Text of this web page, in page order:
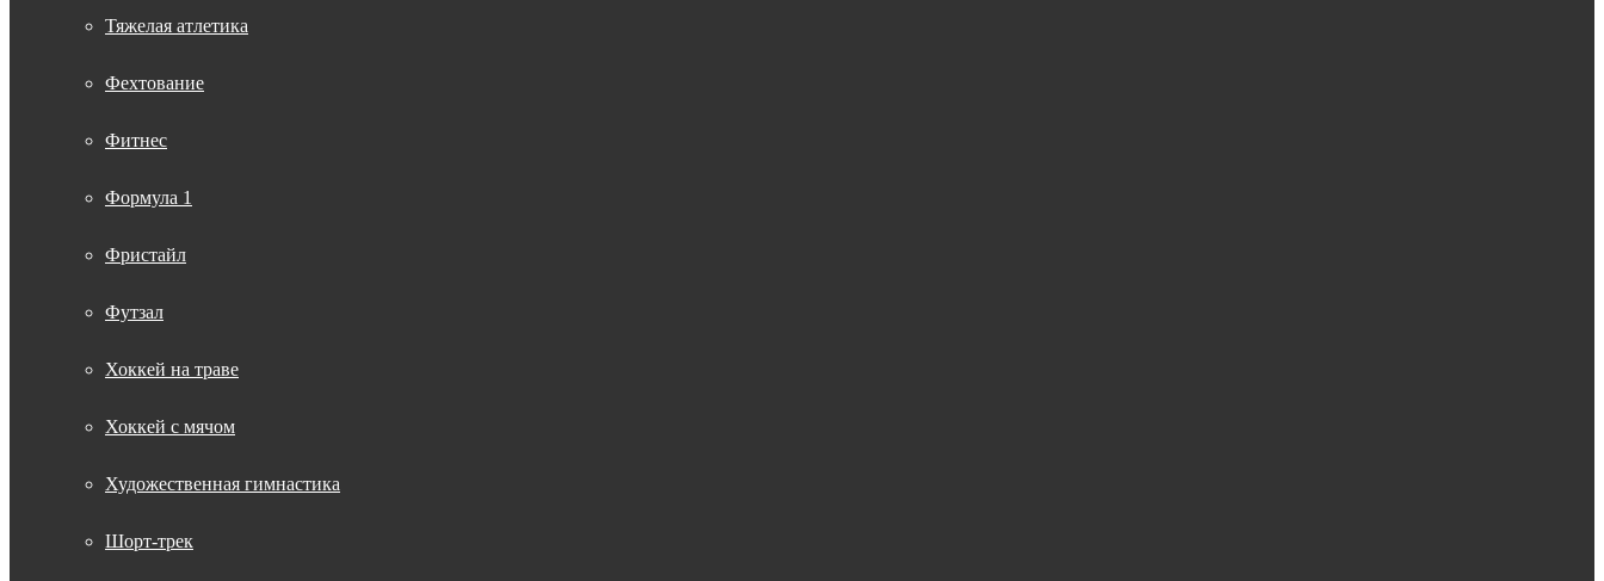
Тяжелая атлетика
Фехтование
Фитнес
Формула 1
Фристайл
Футзал
Хоккей на траве
Хоккей с мячом
Художественная гимнастика
Шорт-трек